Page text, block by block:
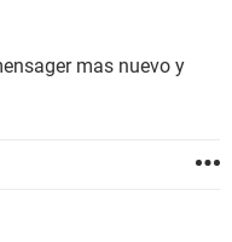
mas nuevo y